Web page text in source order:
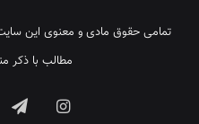
تمامی حقوق مادی و معنوی این سایت
مطالب با ذکر
اینستاگرام